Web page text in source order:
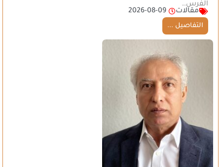
الفرس…
مقالات
2026-08-09
التفاصيل ...